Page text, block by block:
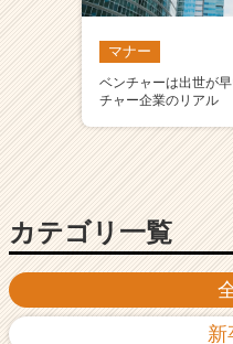
チ
ャ
リ
ア
r
新
マナー
ベンチャーは出世が
チャー企業のリアル
カテゴリ一覧